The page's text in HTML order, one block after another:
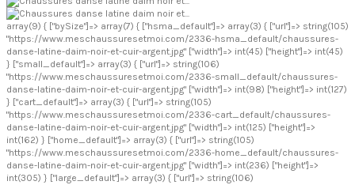
array(9) { ["bySize"]=> array(7) { ["hsma_default"]=> array(3) { ["url"]=> string(105)
"https://www.meschaussuresetmoi.com/2336-hsma_default/chaussures-
danse-latine-daim-noir-et-cuir-argent.jpg" ["width"]=> int(45) ["height"]=> int(45)
} ["small_default"]=> array(3) { ["url"]=> string(106)
"https://www.meschaussuresetmoi.com/2336-small_default/chaussures-
danse-latine-daim-noir-et-cuir-argent.jpg" ["width"]=> int(98) ["height"]=> int(127)
} ["cart_default"]=> array(3) { ["url"]=> string(105)
"https://www.meschaussuresetmoi.com/2336-cart_default/chaussures-
danse-latine-daim-noir-et-cuir-argent.jpg" ["width"]=> int(125) ["height"]=>
int(162) } ["home_default"]=> array(3) { ["url"]=> string(105)
"https://www.meschaussuresetmoi.com/2336-home_default/chaussures-
danse-latine-daim-noir-et-cuir-argent.jpg" ["width"]=> int(236) ["height"]=>
int(305) } ["large_default"]=> array(3) { ["url"]=> string(106)